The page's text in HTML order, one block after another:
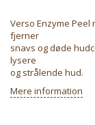
Verso Enzyme Peel
fjerner
snavs og døde
lysere
og strålende hud.
Mere information